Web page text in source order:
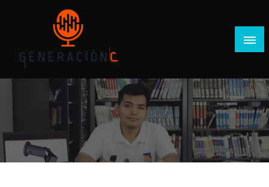
Generación C